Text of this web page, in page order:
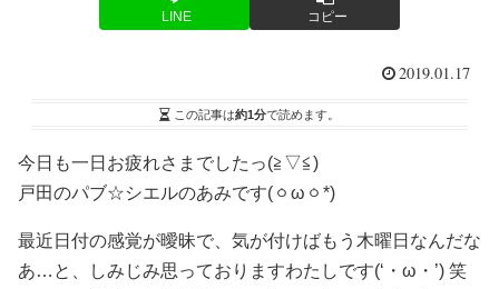
LINE コピー
2019.01.17
この記事は約1分で読めます。
今日も一日お疲れさまでしたっ(≧▽≦)
戸田のパブ☆シエルのあみです(ㆁωㆁ*)
最近日付の感覚が曖昧で、気が付けばもう木曜日なんだな
あ…と、しみじみ思っておりますわたしです(‘・ω・’) 笑